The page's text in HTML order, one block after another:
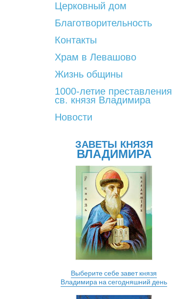
Церковный дом
Благотворительность
Контакты
Храм в Левашово
Жизнь общины
1000-летие преставления
св. князя Владимира
Новости
ЗАВЕТЫ КНЯЗЯ
ВЛАДИМИРА
Выберите себе завет князя
Владимира на сегодняшний день